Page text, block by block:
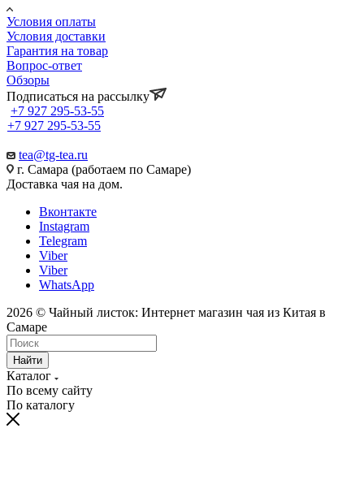
Условия оплаты
Условия доставки
Гарантия на товар
Вопрос-ответ
Обзоры
Подписаться на рассылку
+7 927 295-53-55
+7 927 295-53-55
tea@tg-tea.ru
г. Самара (работаем по Самаре)
Доставка чая на дом.
Вконтакте
Instagram
Telegram
Viber
Viber
WhatsApp
2026 © Чайный листок: Интернет магазин чая из Китая в
Самаре
Найти
Каталог
По всему сайту
По каталогу